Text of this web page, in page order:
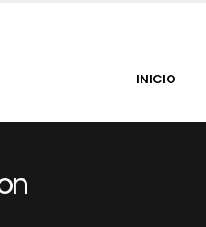
INICIO